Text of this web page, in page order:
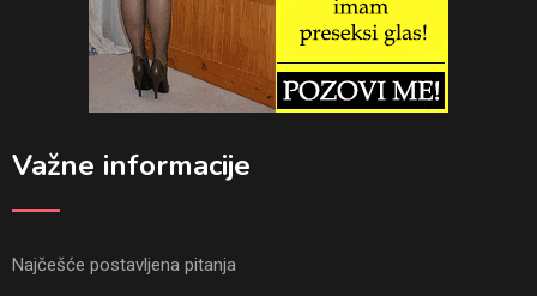
Važne informacije
Najčešće postavljena pitanja